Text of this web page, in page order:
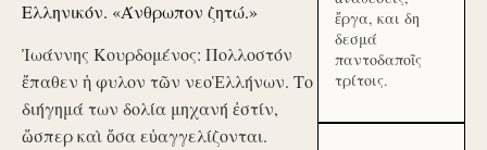
Ελληνικόν. «Άνθρωπον ζητώ.»
Ἰωάννης Κουρδομένος: Πολλοστόν
ἔπαθεν ἡ φυλον τῶν νεοἙλλήνων. Το
διήγημά των δολία μηχανή ἐστίν,
ὥσπερ καὶ ὅσα εὐαγγελίζονται.
ἔργα, και δη
δεσμά
παντοδαποῖς
τρίτοις.